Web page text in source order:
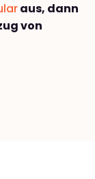
aus, dann
von